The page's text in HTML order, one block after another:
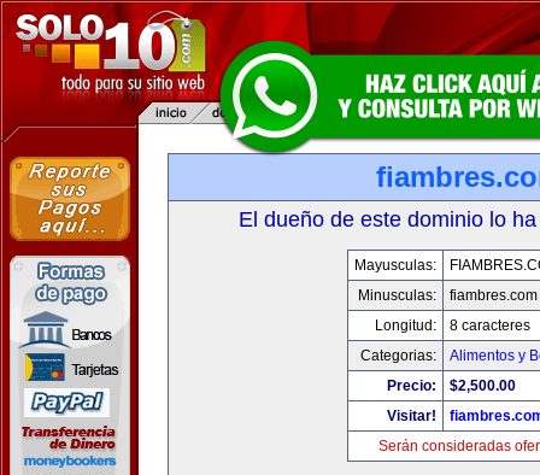
El dueño de este dominio lo
Mayusculas:
Minusculas:
fiambres.com
Longitud:
8 caracteres
Categorias:
Alimentos y
Precio:
$2,500.00
Visitar!
Serán consideradas